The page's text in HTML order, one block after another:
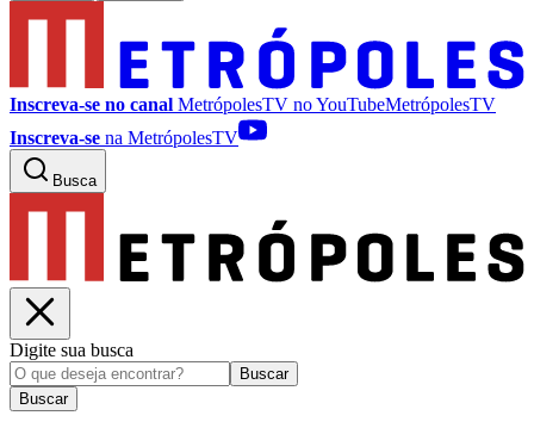
Inscreva-se no canal MetrópolesTV noYouTubeMetrópolesTV
Inscreva-se na MetrópolesTV
Busca
Digite sua busca
Buscar
Buscar